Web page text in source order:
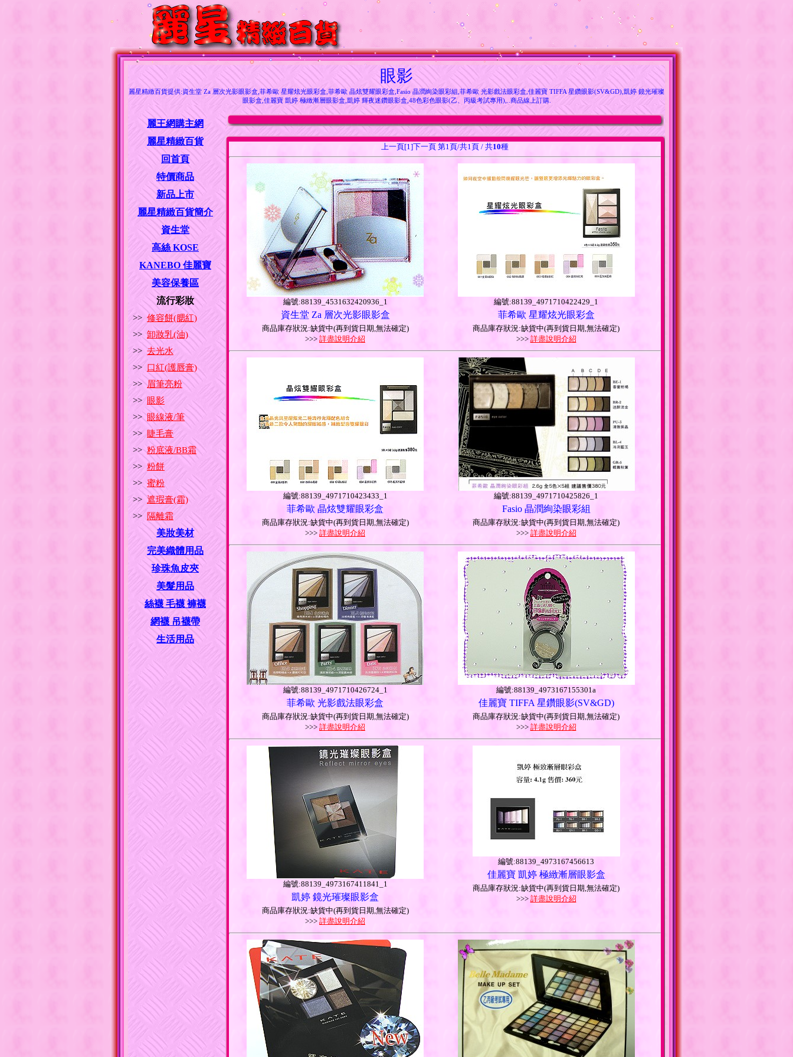
眼影
麗星精緻百貨提供:資生堂 Za 層次光影眼影盒,菲希歐 星耀炫光眼彩盒,菲希歐 晶炫雙耀眼彩盒,Fasio 晶潤絢染眼彩組,菲希歐 光影戲法眼彩盒,佳麗寶 TIFFA 星鑽眼影(SV&GD),凱婷 鏡光璀璨
眼影盒,佳麗寶 凱婷 極緻漸層眼影盒,凱婷 輝夜迷鑽眼影盒,48色彩色眼影(乙、丙級考試專用),..商品線上訂購.
麗王網購主網
麗星精緻百貨
回首頁
特價商品
新品上市
麗星精緻百貨簡介
資生堂
高絲 KOSE
KANEBO 佳麗寶
美容保養區
流行彩妝
>> 修容餅(腮紅)
>> 卸妝乳(油)
>>去光水
>> 口紅(護唇膏)
>>眉筆亮粉
>>
眼影
>>眼線液/筆
>> 睫毛膏
>>粉底液/BB霜
>> 粉餅
>> 蜜粉
>>遮瑕膏(霜)
>>
隔離霜
美妝美材
完美織體用品
珍珠魚皮夾
美髮用品
絲襪 毛襪 褲襪
網襪 吊襪帶
生活用品
上一頁[1]下一頁 第1頁/共1頁 / 共10種
編號:88139_4531632420936_1
資生堂 Za 層次光影眼影盒
商品庫存狀況:缺貨中(再到貨日期,無法確定)
>>> 詳盡說明介紹
編號:88139_4971710422429_1
菲希歐 星耀炫光眼彩盒
商品庫存狀況:缺貨中(再到貨日期,無法確定)
>>> 詳盡說明介紹
編號:88139_4971710423433_1
菲希歐 晶炫雙耀眼彩盒
商品庫存狀況:缺貨中(再到貨日期,無法確定)
>>> 詳盡說明介紹
編號:88139_4971710425826_1
Fasio 晶潤絢染眼彩組
商品庫存狀況:缺貨中(再到貨日期,無法確定)
>>> 詳盡說明介紹
編號:88139_4971710426724_1
菲希歐 光影戲法眼彩盒
商品庫存狀況:缺貨中(再到貨日期,無法確定)
>>> 詳盡說明介紹
編號:88139_4973167155301a
佳麗寶 TIFFA 星鑽眼影(SV&GD)
商品庫存狀況:缺貨中(再到貨日期,無法確定)
>>> 詳盡說明介紹
編號:88139_4973167411841_1
凱婷 鏡光璀璨眼影盒
商品庫存狀況:缺貨中(再到貨日期,無法確定)
>>> 詳盡說明介紹
編號:88139_4973167456613
佳麗寶 凱婷 極緻漸層眼影盒
商品庫存狀況:缺貨中(再到貨日期,無法確定)
>>> 詳盡說明介紹